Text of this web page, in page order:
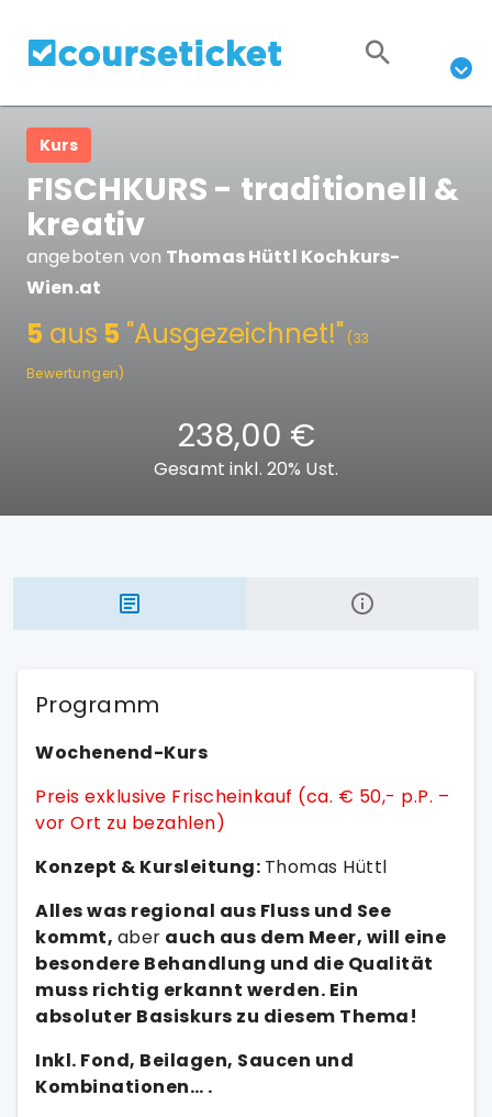
Kurs
FISCHKURS - traditionell &
kreativ
angeboten von Thomas Hüttl Kochkurs-
Wien.at
5 aus 5 "Ausgezeichnet!" (33
Bewertungen)
238,00 €
Gesamt inkl. 20% Ust.
Programm
Wochenend-Kurs
Preis exklusive Frischeinkauf (ca. € 50,- p.P. –
vor Ort zu bezahlen)
Konzept & Kursleitung: Thomas Hüttl
Alles was regional aus Fluss und See
kommt, aber auch aus dem Meer, will eine
besondere Behandlung und die Qualität
muss richtig erkannt werden. Ein
absoluter Basiskurs zu diesem Thema!
Inkl. Fond, Beilagen, Saucen und
Kombinationen… .